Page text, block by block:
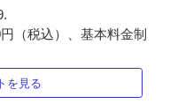
（税込）、基本料金制
を見る